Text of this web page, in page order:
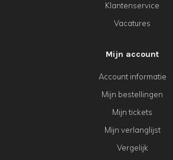
Klantenservice
Vacatures
Mijn account
Account informatie
Mijn bestellingen
Mijn tickets
Mijn verlanglijst
Vergelijk